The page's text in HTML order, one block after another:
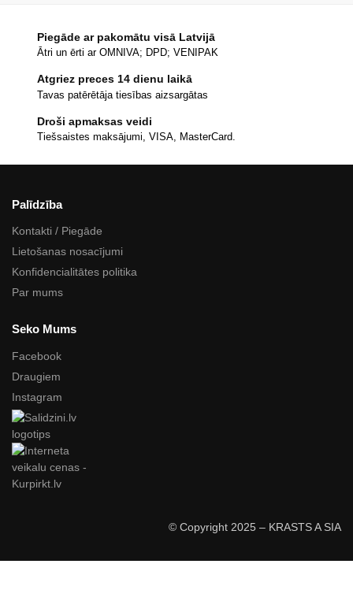
Piegāde ar pakomātu visā Latvijā
Ātri un ērti ar OMNIVA; DPD; VENIPAK
Atgriez preces 14 dienu laikā
Tavas patērētāja tiesības aizsargātas
Droši apmaksas veidi
Tiešsaistes maksājumi, VISA, MasterCard.
Palīdzība
Kontakti / Piegāde
Lietošanas nosacījumi
Konfidencialitātes politika
Par mums
Seko Mums
Facebook
Draugiem
Instagram
© Copyright 2025 – KRASTS A SIA